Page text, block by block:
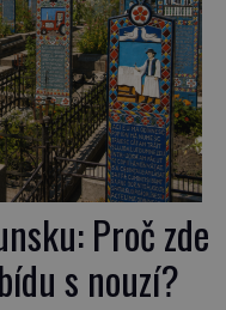
Proč zde
s nouzí?